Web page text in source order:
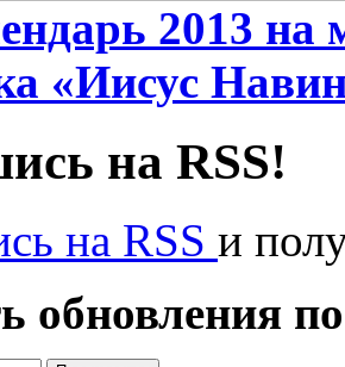
2013 на
«Иисус
на RSS!
на RSS и
обновления